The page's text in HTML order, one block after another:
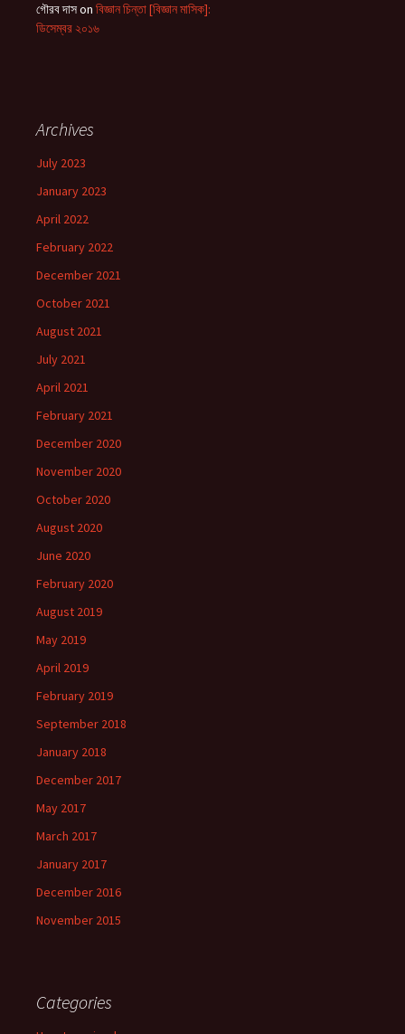
গৌরব দাসon বিজ্ঞান চিন্তা [বিজ্ঞান মাসিক]:
ডিসেম্বর ২০১৬
Archives
July 2023
January 2023
April 2022
February 2022
December 2021
October 2021
August 2021
July 2021
April 2021
February 2021
December 2020
November 2020
October 2020
August 2020
June 2020
February 2020
August 2019
May 2019
April 2019
February 2019
September 2018
January 2018
December 2017
May 2017
March 2017
January 2017
December 2016
November 2015
Categories